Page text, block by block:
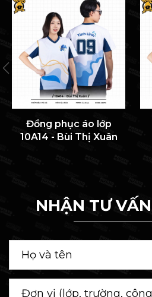
Đồng phục áo lớp
10A14 - Bùi Thị Xuân
NHẬN TƯ